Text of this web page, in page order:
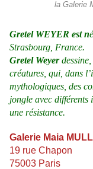
la Galerie
Gretel WEYER est n
Strasbourg, France.
Gretel Weyer
créatures, qui, dans
mythologiques, des
jongle avec
une résistance.
Galerie Maia
19 rue Chapon
75003 Paris